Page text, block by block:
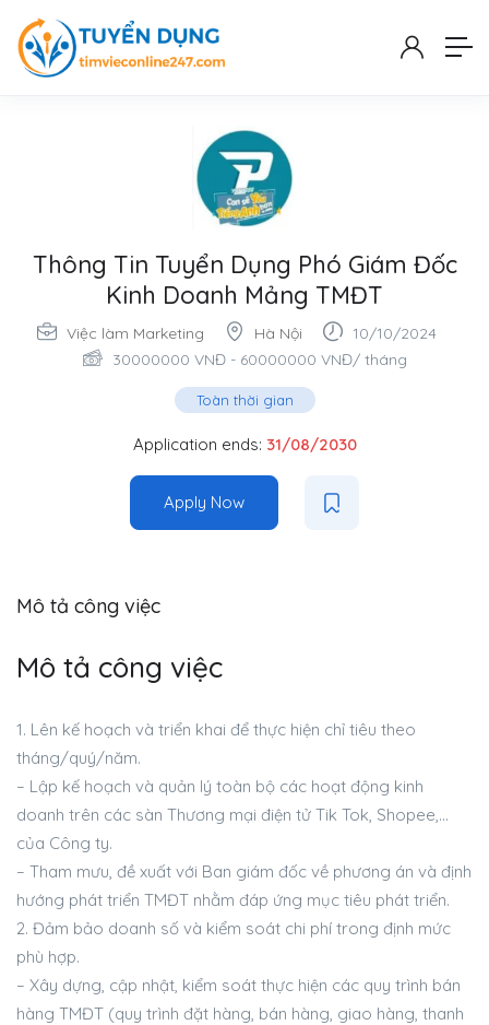
Thông Tin Tuyển Dụng Phó Giám Đốc
Kinh Doanh Mảng TMĐT
Việc làm Marketing Hà Nội
10/10/2024
30000000 VNĐ- 60000000 VNĐ/ tháng
Toàn thời gian
Application ends: 31/08/2030
Apply Now
Mô tả công việc
Mô tả công việc
1. Lên kế hoạch và triển khai để thực hiện chỉ tiêu theo
tháng/quý/năm.
– Lập kế hoạch và quản lý toàn bộ các hoạt động kinh
doanh trên các sàn Thương mại điện tử Tik Tok, Shopee,…
của Công ty.
– Tham mưu, đề xuất với Ban giám đốc về phương án và định
hướng phát triển TMĐT nhằm đáp ứng mục tiêu phát triển.
2. Đảm bảo doanh số và kiểm soát chi phí trong định mức
phù hợp.
– Xây dựng, cập nhật, kiểm soát thực hiện các quy trình bán
hàng TMĐT (quy trình đặt hàng, bán hàng, giao hàng, thanh